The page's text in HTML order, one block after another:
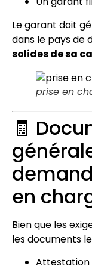
Le garant doit
dans le pays de
solides de sa
prise en
🧾
en
Bien que les
les documents
Attestation